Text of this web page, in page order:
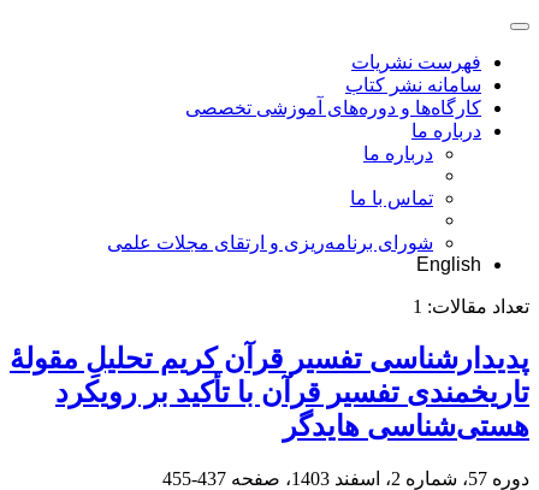
فهرست نشریات
سامانه نشر کتاب
کارگاه‌ها و دوره‌های آموزشی تخصصی
درباره ما
درباره ما
تماس با ما
شورای برنامه‌ریزی و ارتقای مجلات علمی
English
تعداد مقالات: 1
پدیدارشناسی تفسیر قرآن کریم‏ تحلیلِ مقولۀ
تاریخمندی تفسیر قرآن با تأکید بر رویکرد
هستی‌‌شناسی هایدگر
دوره 57، شماره 2، اسفند 1403، صفحه 437-455